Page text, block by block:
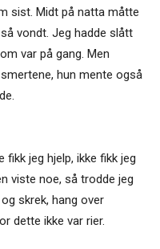
sist. Midt på natta måtte
vondt. Jeg hadde slått
var på gang. Men
hun mente også
fikk jeg hjelp, ikke fikk jeg
viste noe, så trodde jeg
skrek, hang over
dette ikke var rier.